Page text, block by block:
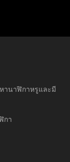
านาฬิกาหรูและมี
กา